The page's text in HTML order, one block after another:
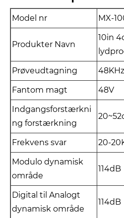
Model nr MX-
Produkter Navn
10in
Prøveudtagning 48KHz
Fantom magt 48V
Indgangsforstærkni
ng forstærkning
Frekvens svar 20-
Modulo dynamisk
område
114dB
Digital til Analogt
dynamisk område
114dB